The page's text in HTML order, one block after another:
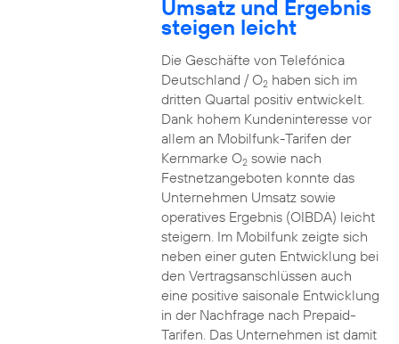
Umsatz und Ergebnis
steigen leicht
Die Geschäfte von Telefónica
Deutschland / O2haben sich im
dritten Quartal positiv entwickelt.
Dank hohem Kundeninteresse vor
allem an Mobilfunk-Tarifen der
Kernmarke O2sowie nach
Festnetzangeboten konnte das
Unternehmen Umsatz sowie
operatives Ergebnis (OIBDA) leicht
steigern. Im Mobilfunk zeigte sich
neben einer guten Entwicklung bei
den Vertragsanschlüssen auch
eine positive saisonale Entwicklung
in der Nachfrage nach Prepaid-
Tarifen. Das Unternehmen ist damit